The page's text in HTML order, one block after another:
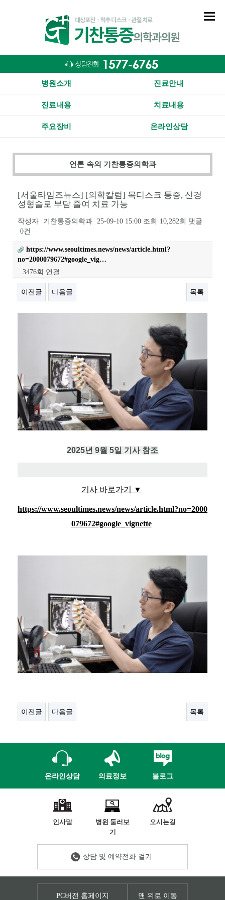
병원소개 진료안내
진료내용 치료내용
주요장비 온라인상담
언론 속의 기찬통증의학과
[서울타임즈뉴스] [의학칼럼] 목디스크 통증, 신경
성형술로 부담 줄여 치료 가능
작성자 기찬통증의학과 25-09-10 15:00 조회 10,282회 댓글
0건
https://www.seoultimes.news/news/article.html?
no=2000079672#google_vig…
3476회 연결
이전글 다음글 목록
2025년 9월 5일 기사 참조
기사 바로가기 ▼
https://www.seoultimes.news/news/article.html?no=2000
079672#google_vignette
이전글 다음글 목록
온라인상담 의료정보 블로그
인사말
병원 둘러보
기
오시는길
상담 및 예약전화 걸기
PC버전 홈페이지 맨 위로 이동